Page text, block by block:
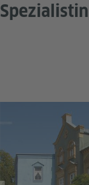
Spezialistin